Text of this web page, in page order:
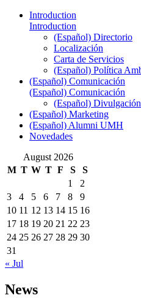
Introduction
Introduction
(Español) Directorio
Localización
Carta de Servicios
(Español) Política
(Español) Comunicación
(Español) Comunicación
(Español)
(Español) Marketing
(Español) Alumni UMH
Novedades
August 2026
M T W T F S
S
1
2
3
4 5 6 7 8
9
10 11 12 13 14 15 16
17 18 19 20 21 22 23
24 25 26 27 28 29 30
31
« Jul
News